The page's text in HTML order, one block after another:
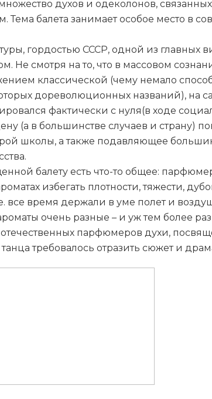
духов и одеколонов,
балета занимает особое место в
гордостью СССР, одной из главных
Не смотря на то, что в массовом
классической (чему немало
дореволюционных названий), на
фактически с нуля(в ходе
(а в большинстве случаев и страну)
школы, а также подавляющее
балету есть что-то общее:
избегать плотности, тяжести,
все время держали в уме полет и
очень разные – и уж тем более
парфюмеров духи,
требовалось отразить сюжет и